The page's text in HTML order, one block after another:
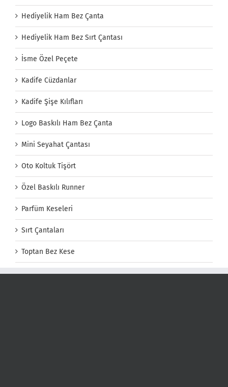
Hediyelik Ham Bez Çanta
Hediyelik Ham Bez Sırt Çantası
İsme Özel Peçete
Kadife Cüzdanlar
Kadife Şişe Kılıfları
Logo Baskılı Ham Bez Çanta
Mini Seyahat Çantası
Oto Koltuk Tişört
Özel Baskılı Runner
Parfüm Keseleri
Sırt Çantaları
Toptan Bez Kese